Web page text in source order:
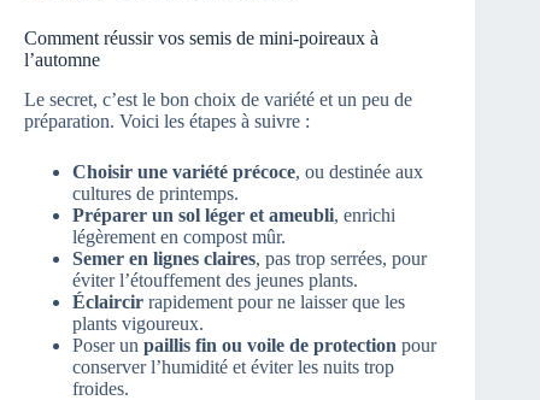
Comment réussir vos semis de mini-poireaux à
l’automne
Le secret, c’est le bon choix de variété et un peu de
préparation. Voici les étapes à suivre :
Choisir une variété précoce, ou destinée aux
cultures de printemps.
Préparer un sol léger et ameubli, enrichi
légèrement en compost mûr.
Semer en lignes claires, pas trop serrées, pour
éviter l’étouffement des jeunes plants.
Éclaircir rapidement pour ne laisser que les
plants vigoureux.
Poser un paillis fin ou voile de protection pour
conserver l’humidité et éviter les nuits trop
froides.